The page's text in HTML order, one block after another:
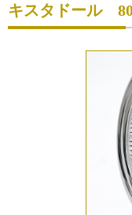
買取ブランド
キスタドール